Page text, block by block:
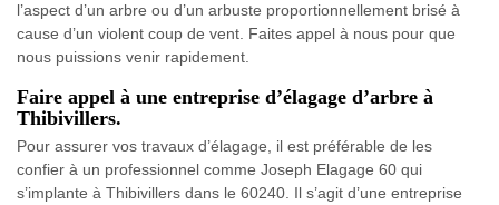
l’aspect d’un arbre ou d’un arbuste proportionnellement brisé à
cause d’un violent coup de vent. Faites appel à nous pour que
nous puissions venir rapidement.
Faire appel à une entreprise d’élagage d’arbre à
Thibivillers.
Pour assurer vos travaux d’élagage, il est préférable de les
confier à un professionnel comme Joseph Elagage 60 qui
s’implante à Thibivillers dans le 60240. Il s’agit d’une entreprise